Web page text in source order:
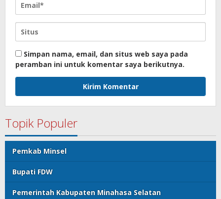
Simpan nama, email, dan situs web saya pada
peramban ini untuk komentar saya berikutnya.
Topik Populer
Pemkab Minsel
Bupati FDW
Pemerintah Kabupaten Minahasa Selatan